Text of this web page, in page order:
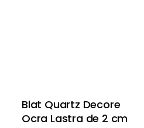
Blat Quartz Decore
Ocra Lastra de 2 cm